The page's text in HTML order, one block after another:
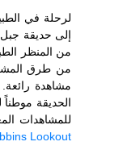
لرحلة في
من المنظر
من طرق
مشاهدة رائعة.
للمشاهدات
Lookout